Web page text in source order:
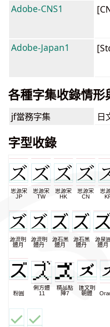
Adobe-CNS1
Adobe-Japan1
各種字集收錄情形
jf當務字集 日
字型收錄
思源宋
JP
思源宋
TW
思源宋
HK
思源宋
CN
思
源流明
體月
源流明
體丹
源石黑
體月
源石黑
體丹
源泉圓
體月
粉圓
俐方體
11
精品點
陣7
匯文明
朝體